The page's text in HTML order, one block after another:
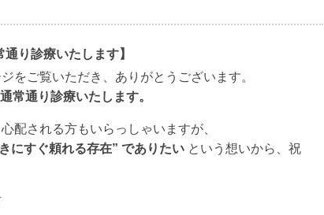
り診療いたします】
をご覧いただき、ありがとうございます。
常通り診療いたします。
配される方もいらっしゃいますが、
にすぐ頼れる存在” でありたい という想いから、祝